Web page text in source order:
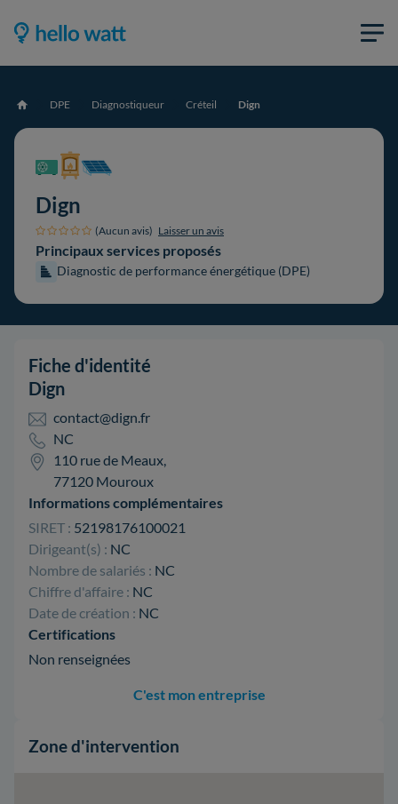
Accueil DPE Diagnostiqueur Créteil Dign
Dign
(Aucun avis) Laisser un avis
Principaux services proposés
Diagnostic de performance énergétique (DPE)
Fiche d'identité
Dign
contact@dign.fr
NC
110 rue de Meaux,
77120 Mouroux
Informations complémentaires
SIRET : 52198176100021
Dirigeant(s) : NC
Nombre de salariés : NC
Chiffre d'affaire : NC
Date de création : NC
Certifications
Non renseignées
C'est mon entreprise
Zone d'intervention